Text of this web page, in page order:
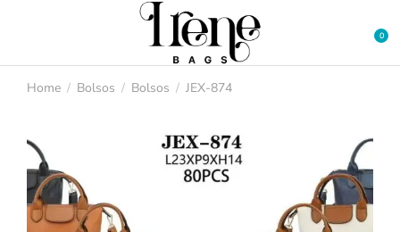
You are here:
Home Bolsos Bolsos JEX-874